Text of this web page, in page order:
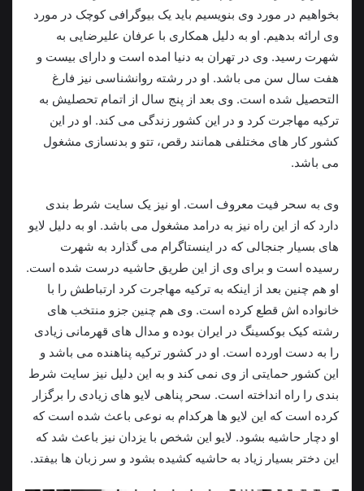
بخواهیم در مورد وی بنویسیم باید یک بیوگرافی کوچک در مورد
وی ارائه بدهیم. او به دلیل همکاری با عرفان علیرضایی به
شهرت رسید. وی در تهران به دنیا امده است و دارای بیست و
هفت سال سن می باشد. او در رشته روانشناسی نیز فارغ
التحصیل شده است. وی بعد از پنج سال از اتمام تحصلیش به
ترکیه مهاجرت کرد و در این کشور زندگی می کند. او در این
کشور کار های مختلفی همانند رقص، تتو و بدنسازی مشغول
می باشد.
وی به سحر فیت معروف است. او نیز یک سایت شرط بندی
دارد که از این راه نیز به درامد مشغول می باشد. او به دلیل لایو
های بسیار جنجالی که در اینستاگرام می گذارد به شهرت
رسیده است و برای وی از این طریق حاشیه درست شده است.
او هم چنین بعد از اینکه به ترکیه مهاجرت کرد ارتباطش را با
خانواده اش قطع کرده است. وی هم چنین جزو منتخب های
رشته کیک بوکسینگ در ایران بوده و مدال های قهرمانی زیادی
را به دست اورده است. او در کشور ترکیه پناهنده می باشد و
این کشور حمایتی از وی نمی کند و به این دلیل نیز سایت شرط
بندی را راه انداخته است. سحر پناهی لایو های زیادی را برگزار
کرده است که این لایو ها هرکدام به نوعی باعث شده است که
او دچار حاشیه بشود. لایو این شخص با یزدان نیز باعث شد که
این دختر بسیار زیاد به حاشیه کشیده بشود و سر زبان ها بیفتد.